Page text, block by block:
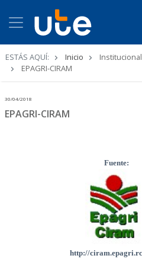
ESTÁS AQUÍ: Inicio Institucional
EPAGRI-CIRAM
30/04/2018
EPAGRI-CIRAM